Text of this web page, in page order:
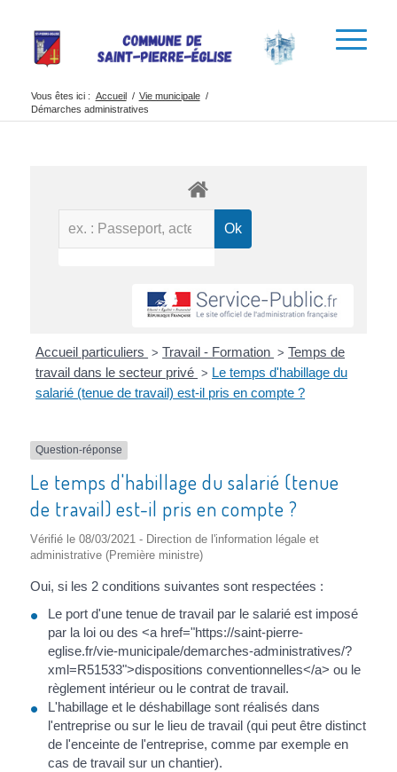
Vous êtes ici : Accueil / Vie municipale /
Démarches administratives
Accueil particuliers > Travail - Formation > Temps de
travail dans le secteur privé > Le temps d'habillage du
salarié (tenue de travail) est-il pris en compte ?
Question-réponse
Le temps d'habillage du salarié (tenue
de travail) est-il pris en compte ?
Vérifié le 08/03/2021 - Direction de l'information légale et
administrative (Première ministre)
Oui, si les 2 conditions suivantes sont respectées :
Le port d'une tenue de travail par le salarié est imposé
par la loi ou des <a href="https://saint-pierre-
eglise.fr/vie-municipale/demarches-administratives/?
xml=R51533">dispositions conventionnelles</a> ou le
règlement intérieur ou le contrat de travail.
L'habillage et le déshabillage sont réalisés dans
l'entreprise ou sur le lieu de travail (qui peut être distinct
de l'enceinte de l'entreprise, comme par exemple en
cas de travail sur un chantier).